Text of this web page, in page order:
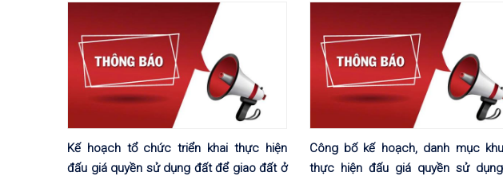
Kế hoạch tổ chức triển khai thực hiện
đấu giá quyền sử dụng đất để giao đất ở
Công bố kế hoạch, danh mục
thực hiện đấu giá quyền sử